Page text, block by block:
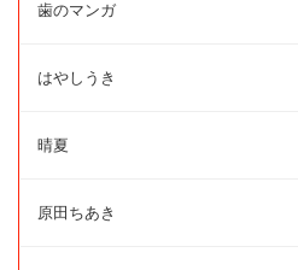
歯のマンガ
はやしうき
晴夏
原田ちあき